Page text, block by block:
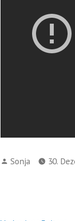
Verfasst
Sonja 30.